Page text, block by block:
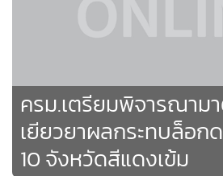
ครม.เตรียมพิจารณาม
เยียวยาผลกระทบล็อก
10 จังหวัดสีแดงเข้ม